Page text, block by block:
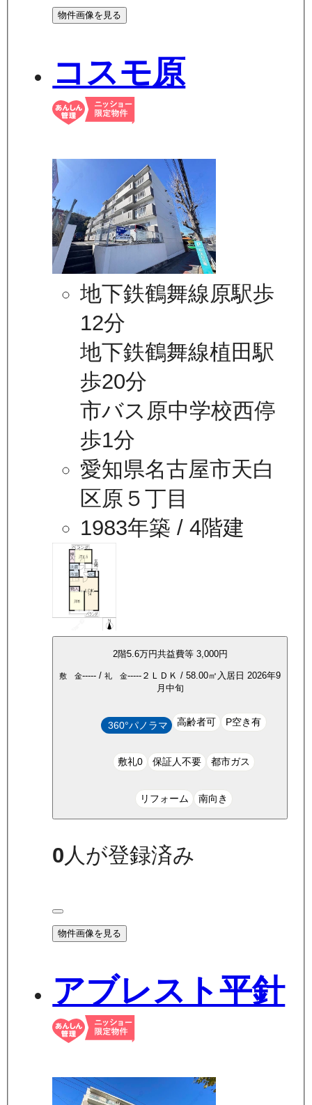
物件画像を見る
コスモ原
地下鉄鶴舞線原駅歩
12分
地下鉄鶴舞線植田駅
歩20分
市バス原中学校西停
歩1分
愛知県名古屋市天白
区原５丁目
1983年築 / 4階建
2階5.6万円共益費等 3,000円
敷 金----- / 礼 金----- ２ＬＤＫ / 58.00㎡ 入居日 2026年9
月中旬
360°パノラマ 高齢者可 P空き有
敷礼0 保証人不要 都市ガス
リフォーム 南向き
0人が登録済み
物件画像を見る
アブレスト平針